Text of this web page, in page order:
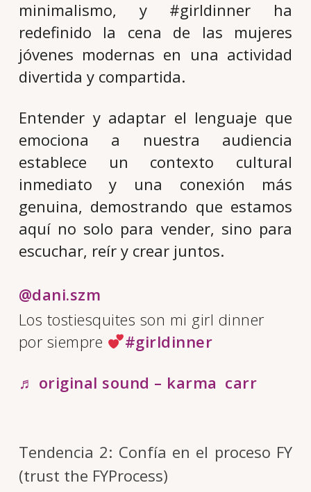
minimalismo, y #girldinner ha
redefinido la cena de las mujeres
jóvenes modernas en una actividad
divertida y compartida.
Entender y adaptar el lenguaje que
emociona a nuestra audiencia
establece un contexto cultural
inmediato y una conexión más
genuina, demostrando que estamos
aquí no solo para vender, sino para
escuchar, reír y crear juntos.
@dani.szm
Los tostiesquites son mi girl dinner
por siempre
#girldinner
♬ original sound – karma carr
Tendencia 2: Confía en el proceso FY
(trust the FYProcess)